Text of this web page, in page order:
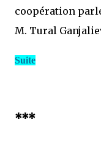
coopération
M. Tural
Suite
***